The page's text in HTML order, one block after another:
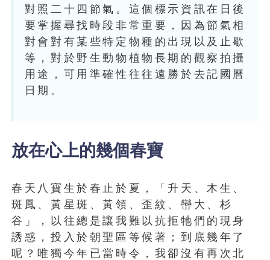
對照二十四節氣。這個標示資訊在日後
要掌握尋找時段非常重要，因為節氣相
對會對有某些特定物種的出現以及止歇
等，對於野生動物植物長期的觀察拍攝
用途，可用準確性往往遠勝於去記國曆
日期。
放在心上的幾個春寶
春天八寶生於春止於夏，「升天、木生、
斑鳳、黃星斑、黃領、歪紋、巒大、杉
谷」，以往總是讓我難以抗拒牠們的現身
誘惑，投入於朝聖區等候著；到底幾年了
呢？唯獨今年已當時令，我卻沒有再次北